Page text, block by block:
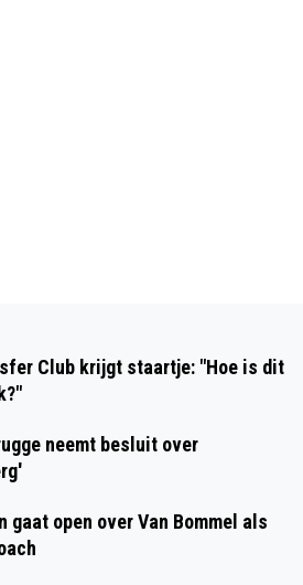
Club krijgt staartje: "Hoe is dit
neemt besluit over
gaat open over Van Bommel als